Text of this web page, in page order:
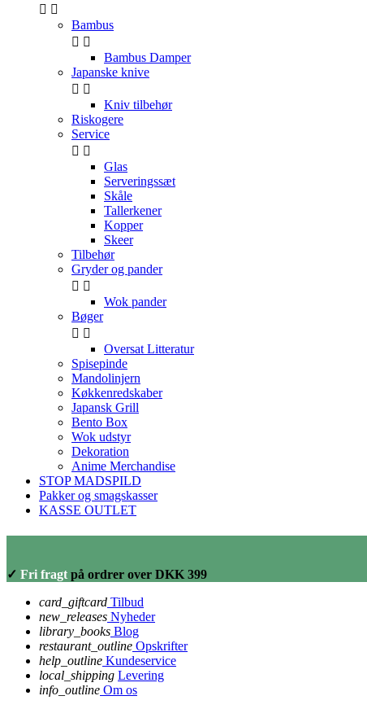
 
Bambus
 
Bambus Damper
Japanske knive
 
Kniv tilbehør
Riskogere
Service
 
Glas
Serveringssæt
Skåle
Tallerkener
Kopper
Skeer
Tilbehør
Gryder og pander
 
Wok pander
Bøger
 
Oversat Litteratur
Spisepinde
Mandolinjern
Køkkenredskaber
Japansk Grill
Bento Box
Wok udstyr
Dekoration
Anime Merchandise
STOP MADSPILD
Pakker og smagskasser
KASSE OUTLET
✓ Fri fragt på ordrer over DKK 399
card_giftcard Tilbud
new_releases Nyheder
library_books Blog
restaurant_outline Opskrifter
help_outline Kundeservice
local_shipping Levering
info_outline Om os